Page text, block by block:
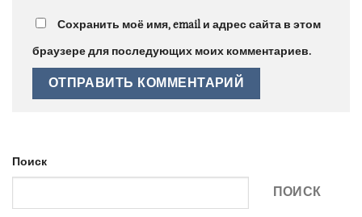
Сохранить моё имя, email и адрес сайта в этом
браузере для последующих моих комментариев.
Поиск
ПОИСК